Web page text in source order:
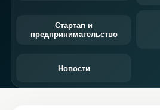
Стартап и
предпринимательство
Новости